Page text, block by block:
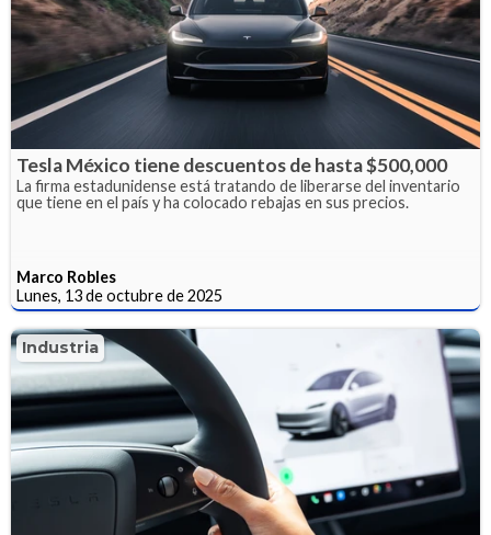
Tesla México tiene descuentos de hasta $500,000
La firma estadunidense está tratando de liberarse del inventario
que tiene en el país y ha colocado rebajas en sus precios.
Marco Robles
Lunes, 13 de octubre de 2025
Industria